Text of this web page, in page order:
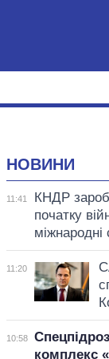
НОВИНИ
11:41
КНДР
початку
міжнародні
11:20
10:58
комплекс